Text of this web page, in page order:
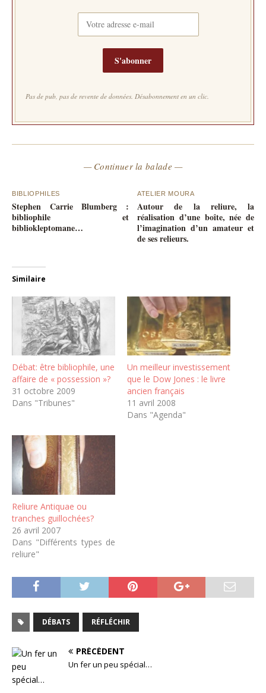
S'abonner
Pas de pub, pas de revente de données. Désabonnement en un clic.
— Continuer la balade —
BIBLIOPHILES
Stephen Carrie Blumberg :
bibliophile et
bibliokleptomane…
ATELIER MOURA
Autour de la reliure, la
réalisation d’une boîte, née de
l’imagination d’un amateur et
de ses relieurs.
Similaire
Débat: être bibliophile, une
affaire de « possession »?
31 octobre 2009
Dans "Tribunes"
Un meilleur investissement
que le Dow Jones : le livre
ancien français
11 avril 2008
Dans "Agenda"
Reliure Antiquae ou
tranches guillochées?
26 avril 2007
Dans "Différents types de
reliure"
DÉBATS RÉFLÉCHIR
PRÉCÉDENT
Un fer un peu spécial…